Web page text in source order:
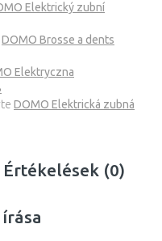
Elektrický zubní
DOMO Brosse a dents
Elektryczna
DOMO Elektrická zubná
(0)